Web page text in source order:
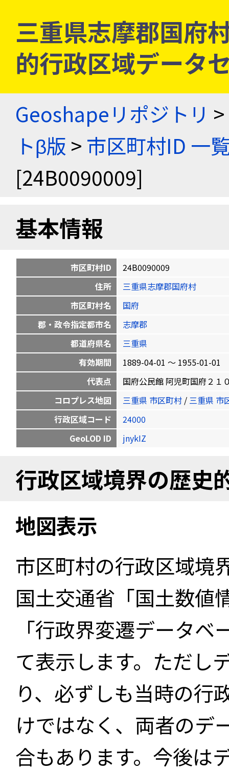
三重県志摩郡国府
的行政区域データ
Geoshapeリポジトリ >
トβ版 > 市区町村ID 一
[24B0090009]
基本情報
市区町村ID
24B0090009
住所
三重県志摩郡国府村
市区町村名
国府
郡・政令指定都市名
志摩郡
都道府県名
三重県
有効期間
1889-04-01 〜 1955-01-01
代表点
国府公民館 阿児町国府２１
コロプレス地図
三重県 市区町村 / 三重県 市
行政区域コード
24000
GeoLOD ID
jnykIZ
行政区域境界の歴史
地図表示
市区町村の行政区域境
国土交通省「国土数値
「行政界変遷データ
て表示します。ただし
り、必ずしも当時の行
けではなく、両者のデ
合もあります。今後は